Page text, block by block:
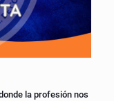
la profesión nos